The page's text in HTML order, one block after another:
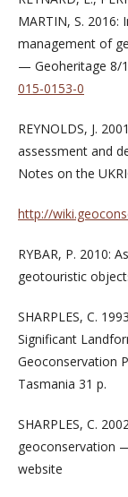
MARTIN, S.
management of
— Geoheritage 8/
015-0153-0
REYNOLDS, J.
assessment and
Notes on the
http://
RYBAR, P. 2010:
geotouristic
SHARPLES, C.
Significant
Geoconservation
Tasmania 31 p.
SHARPLES, C.
geoconservation
website